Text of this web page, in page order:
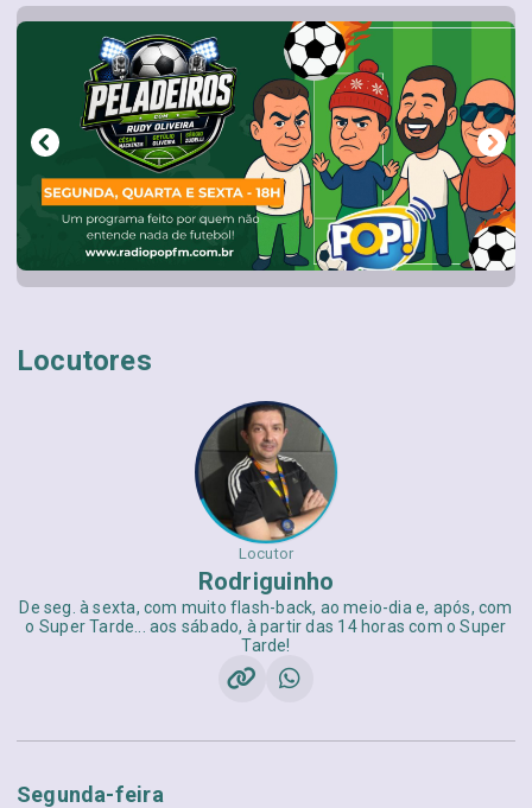
Locutores
Locutor
Rodriguinho
De seg. à sexta, com muito flash-back, ao meio-dia e, após, com
o Super Tarde... aos sábado, à partir das 14 horas com o Super
Tarde!
Segunda-feira